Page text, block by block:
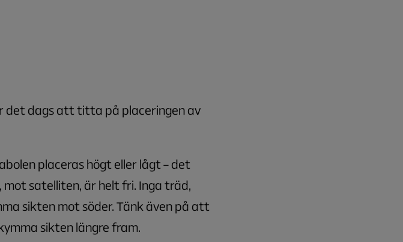
det dags att titta på placeringen av
placeras högt eller lågt – det
satelliten, är helt fri. Inga träd,
sikten mot söder. Tänk även på att
sikten längre fram.